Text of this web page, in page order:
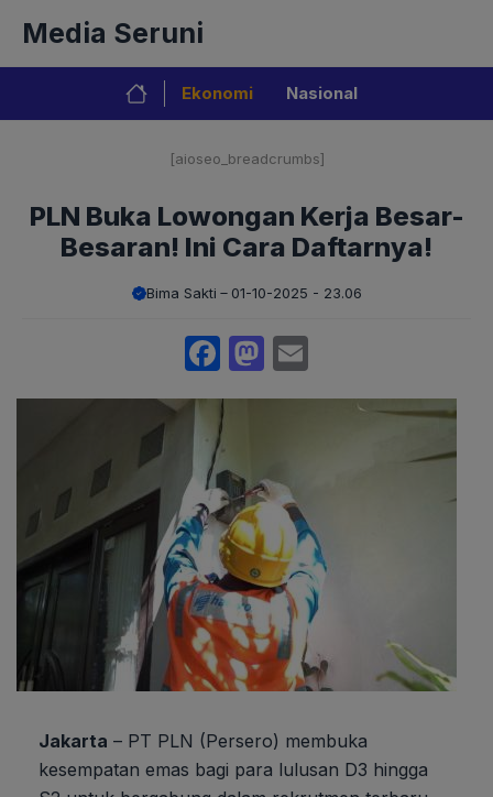
isi
Media Seruni
Ekonomi Nasional
[aioseo_breadcrumbs]
PLN Buka Lowongan Kerja Besar-
Besaran! Ini Cara Daftarnya!
Bima Sakti 01-10-2025 - 23.06
Facebook
Mastodon
Jakarta – PT PLN (Persero) membuka
kesempatan emas bagi para lulusan D3 hingga